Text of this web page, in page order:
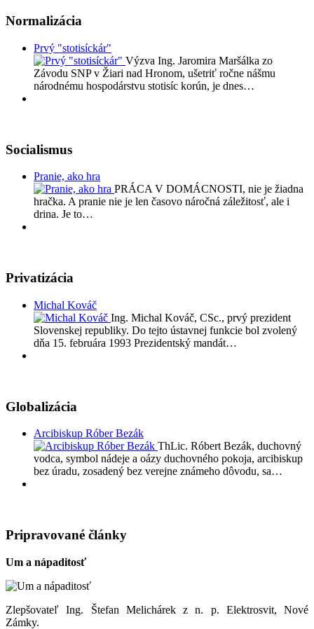
Normalizácia
Prvý "stotisíckár"
Výzva Ing. Jaromira Maršálka zo
Závodu SNP v Žiari nad Hronom, ušetriť ročne nášmu
národnému hospodárstvu stotisíc korún, je dnes…
Socialismus
Pranie, ako hra
PRÁCA V DOMÁCNOSTI, nie je žiadna
hračka. A pranie nie je len časovo náročná záležitosť, ale i
drina. Je to…
Privatizácia
Michal Kováč
Ing. Michal Kováč, CSc., prvý prezident
Slovenskej republiky. Do tejto ústavnej funkcie bol zvolený
dňa 15. februára 1993 Prezidentský mandát…
Globalizácia
Arcibiskup Róber Bezák
ThLic. Róbert Bezák, duchovný
vodca, symbol nádeje a oázy duchovného pokoja, arcibiskup
bez úradu, zosadený bez verejne známeho dôvodu, sa…
Pripravované články
Um a nápaditosť
Zlepšovateľ Ing. Štefan Melichárek z n. p. Elektrosvit, Nové
Zámky.